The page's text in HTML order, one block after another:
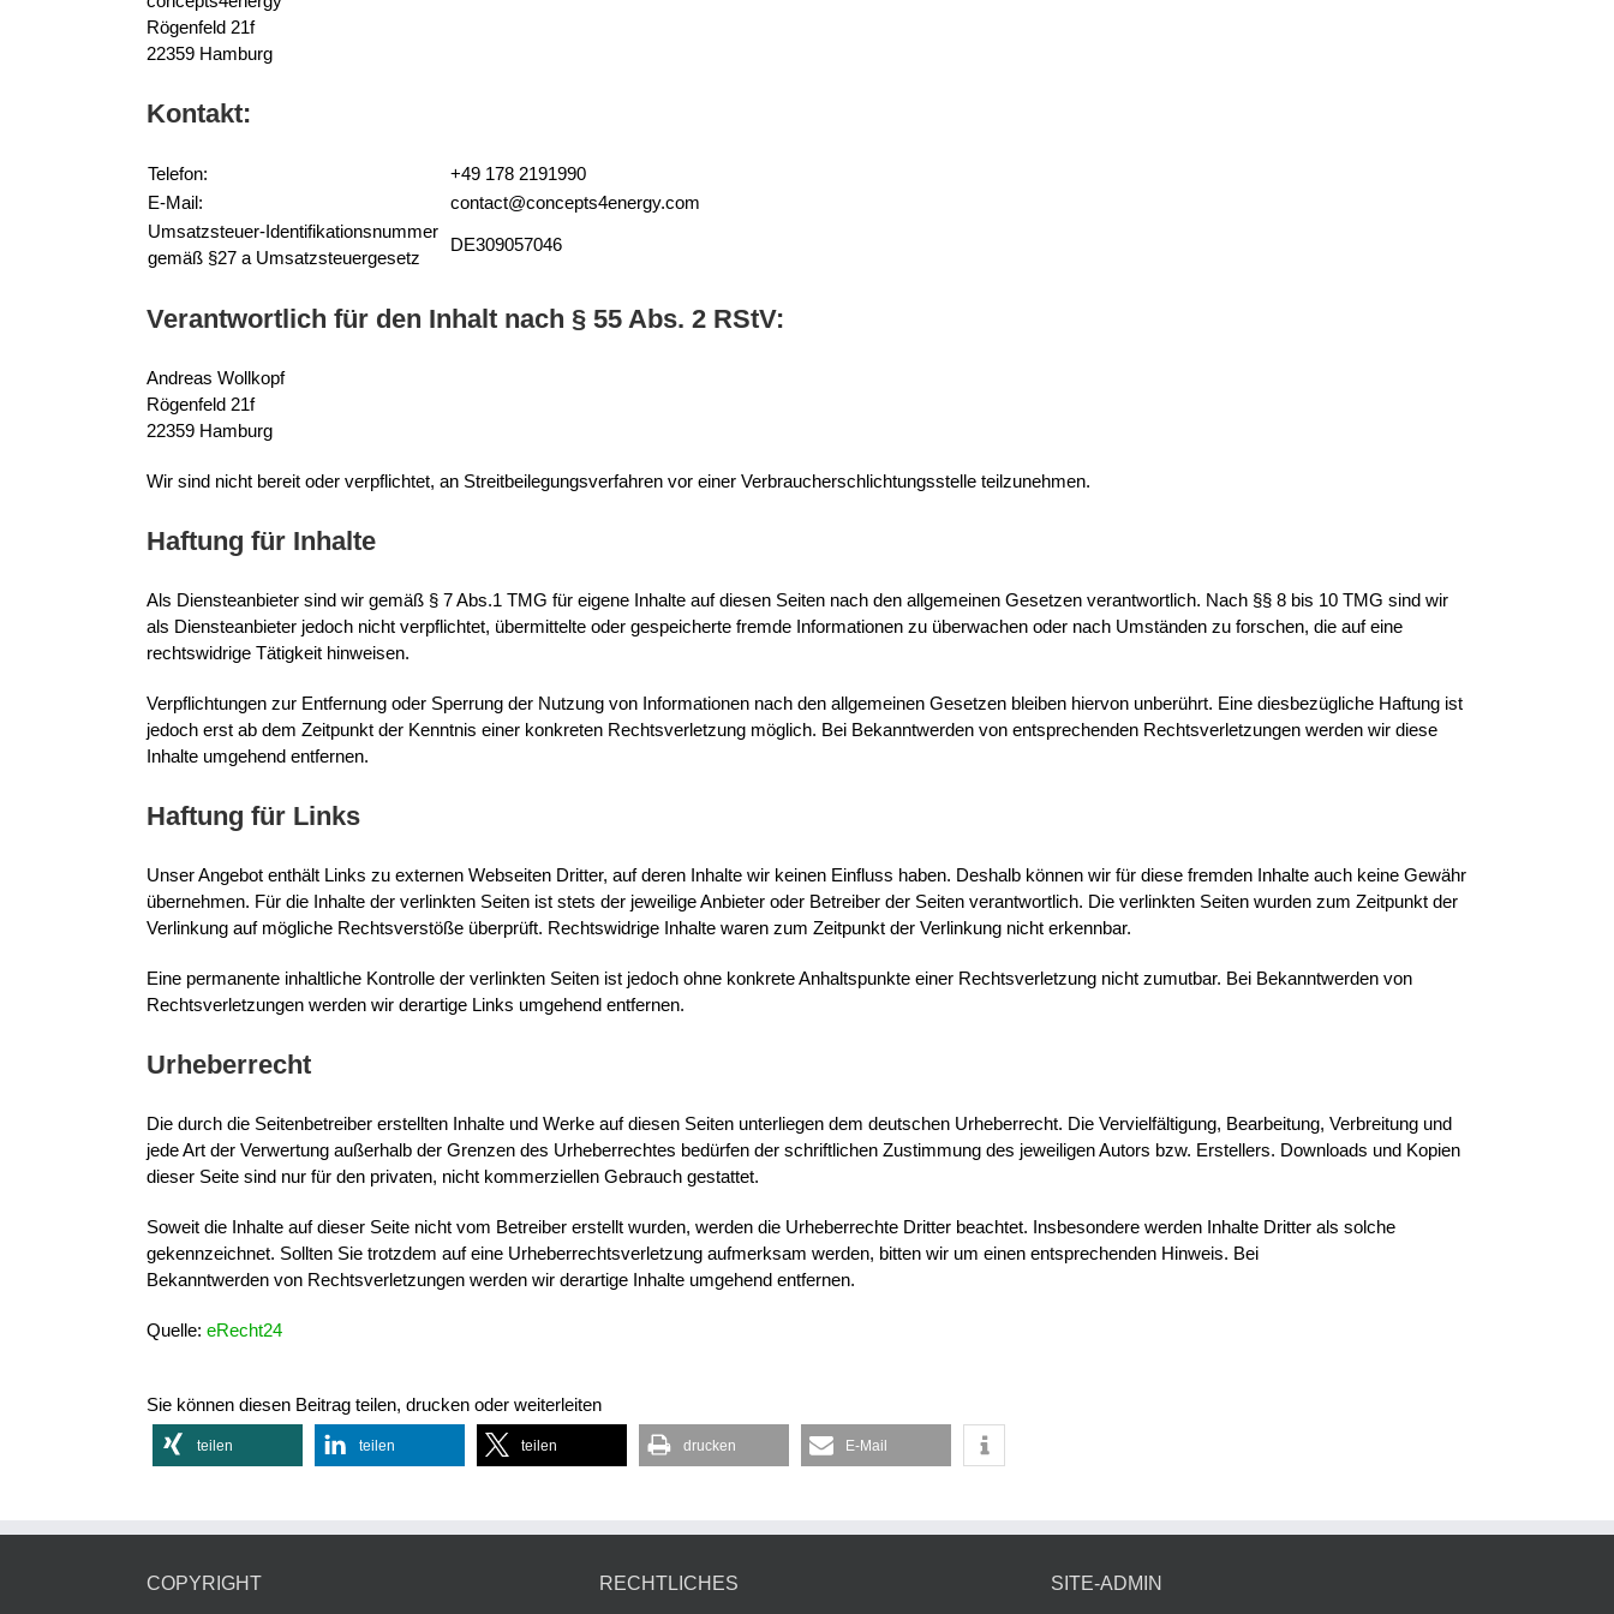
Rögenfeld 21f
22359 Hamburg
Kontakt:
Telefon:
+49 178 2191990
E-Mail:
contact@concepts4energy.com
Umsatzsteuer-Identifikationsnummer
gemäß §27 a Umsatzsteuergesetz
DE309057046
Verantwortlich für den Inhalt nach § 55 Abs. 2 RStV:
Andreas Wollkopf
Rögenfeld 21f
22359 Hamburg
Wir sind nicht bereit oder verpflichtet, an Streitbeilegungsverfahren vor einer Verbraucherschlichtungsstelle teilzunehmen.
Haftung für Inhalte
Als Diensteanbieter sind wir gemäß § 7 Abs.1 TMG für eigene Inhalte auf diesen Seiten nach den allgemeinen Gesetzen verantwortlich. Nach §§ 8 bis 10 TMG sind wir
als Diensteanbieter jedoch nicht verpflichtet, übermittelte oder gespeicherte fremde Informationen zu überwachen oder nach Umständen zu forschen, die auf eine
rechtswidrige Tätigkeit hinweisen.
Verpflichtungen zur Entfernung oder Sperrung der Nutzung von Informationen nach den allgemeinen Gesetzen bleiben hiervon unberührt. Eine diesbezügliche Haftung ist
jedoch erst ab dem Zeitpunkt der Kenntnis einer konkreten Rechtsverletzung möglich. Bei Bekanntwerden von entsprechenden Rechtsverletzungen werden wir diese
Inhalte umgehend entfernen.
Haftung für Links
Unser Angebot enthält Links zu externen Webseiten Dritter, auf deren Inhalte wir keinen Einfluss haben. Deshalb können wir für diese fremden Inhalte auch keine Gewähr
übernehmen. Für die Inhalte der verlinkten Seiten ist stets der jeweilige Anbieter oder Betreiber der Seiten verantwortlich. Die verlinkten Seiten wurden zum Zeitpunkt der
Verlinkung auf mögliche Rechtsverstöße überprüft. Rechtswidrige Inhalte waren zum Zeitpunkt der Verlinkung nicht erkennbar.
Eine permanente inhaltliche Kontrolle der verlinkten Seiten ist jedoch ohne konkrete Anhaltspunkte einer Rechtsverletzung nicht zumutbar. Bei Bekanntwerden von
Rechtsverletzungen werden wir derartige Links umgehend entfernen.
Urheberrecht
Die durch die Seitenbetreiber erstellten Inhalte und Werke auf diesen Seiten unterliegen dem deutschen Urheberrecht. Die Vervielfältigung, Bearbeitung, Verbreitung und
jede Art der Verwertung außerhalb der Grenzen des Urheberrechtes bedürfen der schriftlichen Zustimmung des jeweiligen Autors bzw. Erstellers. Downloads und Kopien
dieser Seite sind nur für den privaten, nicht kommerziellen Gebrauch gestattet.
Soweit die Inhalte auf dieser Seite nicht vom Betreiber erstellt wurden, werden die Urheberrechte Dritter beachtet. Insbesondere werden Inhalte Dritter als solche
gekennzeichnet. Sollten Sie trotzdem auf eine Urheberrechtsverletzung aufmerksam werden, bitten wir um einen entsprechenden Hinweis. Bei
Bekanntwerden von Rechtsverletzungen werden wir derartige Inhalte umgehend entfernen.
Quelle: eRecht24
Sie können diesen Beitrag teilen, drucken oder weiterleiten
teilen teilen teilen drucken E-Mail
COPYRIGHT RECHTLICHES SITE-ADMIN